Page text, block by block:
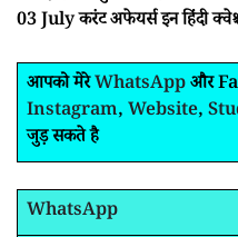
03 July करंट अफेयर्स इन हिंदी
आपको मेरेWhatsAppऔर
Instagram, Website,
जुड़ सकते है
WhatsApp